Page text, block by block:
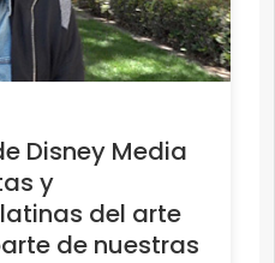
Disney Media
y
del arte
de nuestras